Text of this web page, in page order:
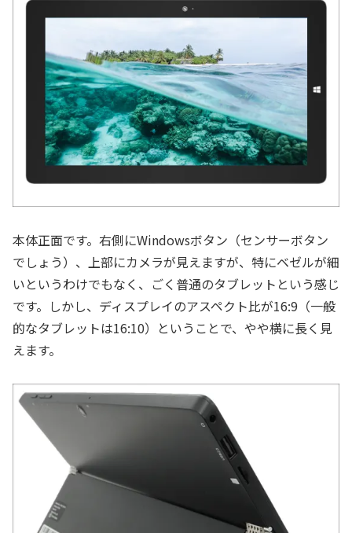
本体正面です。右側にWindowsボタン（センサーボタン
でしょう）、上部にカメラが見えますが、特にベゼルが細
いというわけでもなく、ごく普通のタブレットという感じ
です。しかし、ディスプレイのアスペクト比が16:9（一般
的なタブレットは16:10）ということで、やや横に長く見
えます。